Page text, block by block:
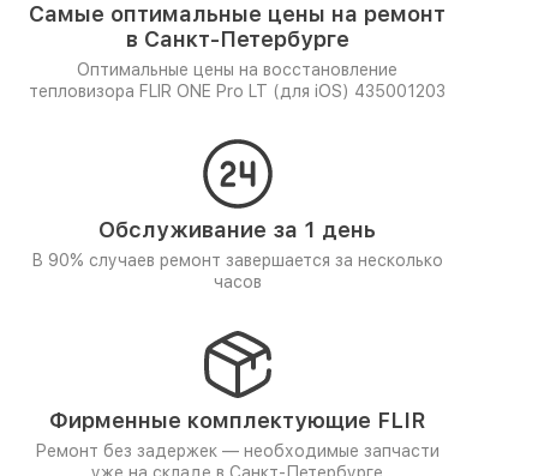
Самые оптимальные цены на ремонт
в Санкт-Петербурге
Оптимальные цены на восстановление
тепловизора FLIR ONE Pro LT (для iOS) 435001203
Обслуживание за 1 день
В 90% случаев ремонт завершается за несколько
часов
Фирменные комплектующие FLIR
Ремонт без задержек — необходимые запчасти